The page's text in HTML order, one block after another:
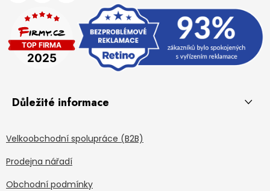
Důležité informace
Velkoobchodní spolupráce (B2B)
Prodejna nářadí
Obchodní podmínky